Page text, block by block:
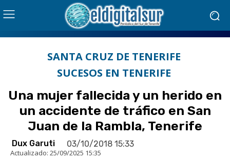
SANTA CRUZ DE TENERIFE
SUCESOS EN TENERIFE
Una mujer fallecida y un herido en
un accidente de tráfico en San
Juan de la Rambla, Tenerife
Dux Garuti 03/10/2018 15:33
Actualizado: 25/09/2025 15:35